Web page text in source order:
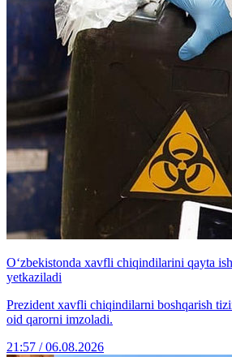
O‘zbekistonda xavfli chiqindilarini qayta
yetkaziladi
Prezident xavfli chiqindilarni boshqarish
oid qarorni imzoladi.
21:57 / 06.08.2026